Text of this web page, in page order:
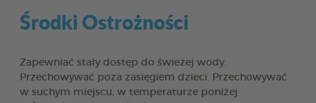
Środki Ostrożności
Zapewniać stały dostęp do świeżej wody.
Przechowywać poza zasięgiem dzieci. Przechowywać
w suchym miejscu, w temperaturze poniżej